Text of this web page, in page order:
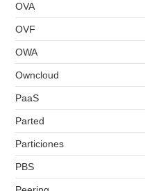
OVA
OVF
OWA
Owncloud
PaaS
Parted
Particiones
PBS